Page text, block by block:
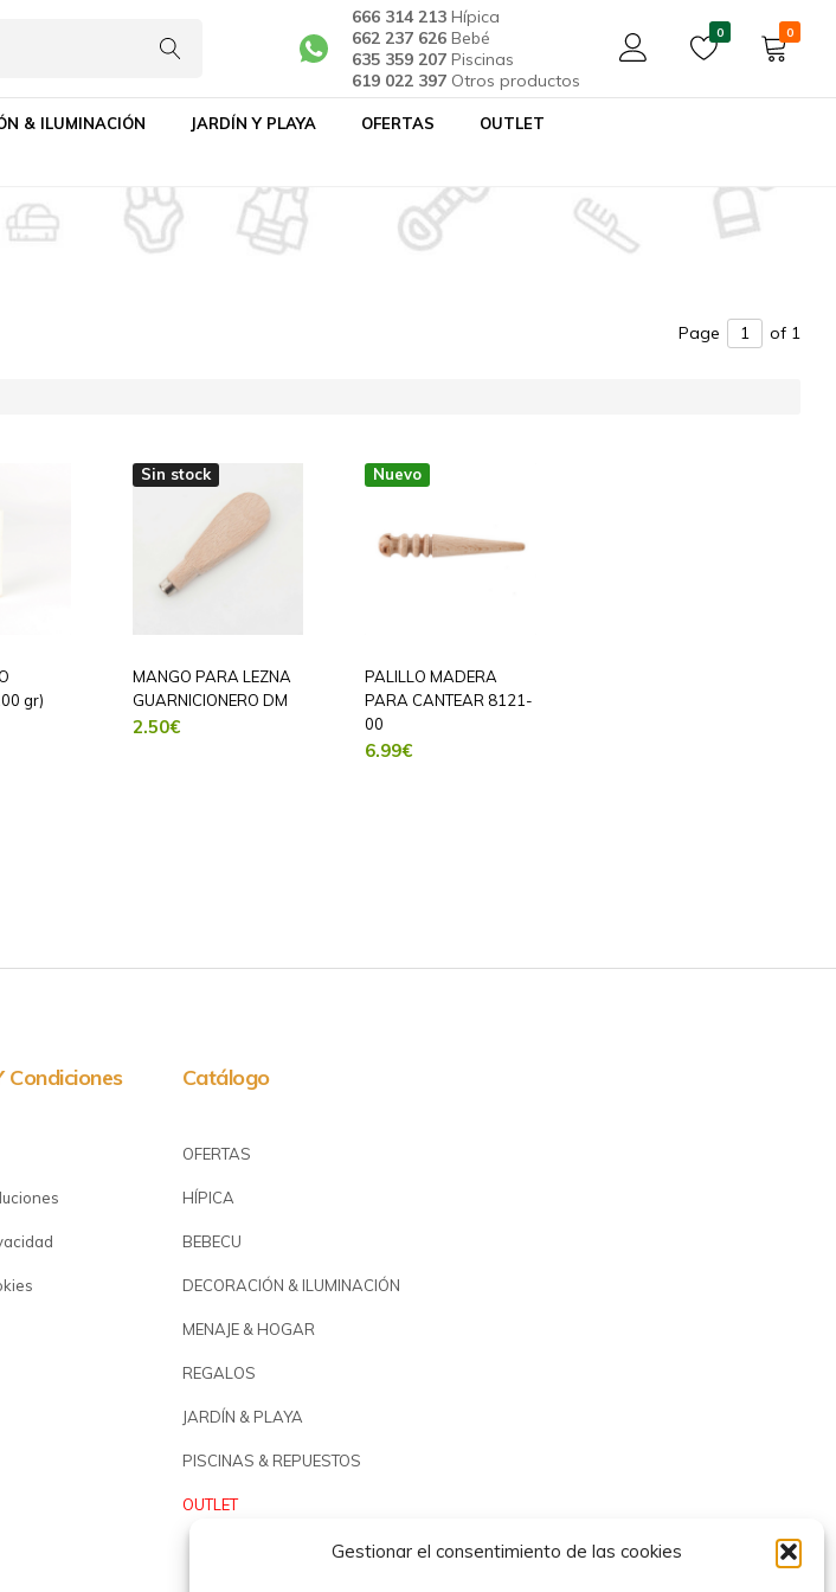
Gestionar el consentimiento de las cookies
666 314 213 Hípica
662 237 626 Bebé
635 359 207 Piscinas
619 022 397 Otros productos
0 0
& ILUMINACIÓN JARDÍN Y PLAYA OFERTAS
OUTLET
Page of 1
gr)
Sin stock
MANGO PARA LEZNA
GUARNICIONERO DM
2.50€
Nuevo
PALILLO MADERA
PARA CANTEAR 8121-
00
6.99€
Condiciones Catálogo
OFERTAS
HÍPICA
BEBECU
DECORACIÓN & ILUMINACIÓN
MENAJE & HOGAR
REGALOS
JARDÍN & PLAYA
PISCINAS & REPUESTOS
OUTLET